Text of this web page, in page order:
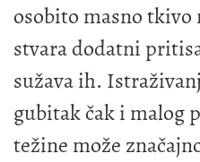
osobito masno
stvara dodatni
sužava ih.
gubitak čak i malog
težine može